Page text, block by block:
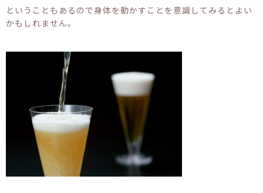
ということもあるので身体を動かすことを意識してみるとよい
かもしれません。